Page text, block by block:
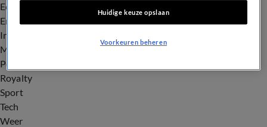
Economie
Entertainment
Infrastructuur
Milieu en Gezondheid
Politiek
Royalty
Sport
Tech
Weer
Huidige keuze opslaan
Voorkeuren beheren